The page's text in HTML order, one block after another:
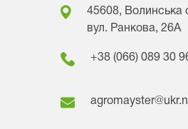
45608, Волинська
вул. Ранкова, 26A
+38 (066) 089 30